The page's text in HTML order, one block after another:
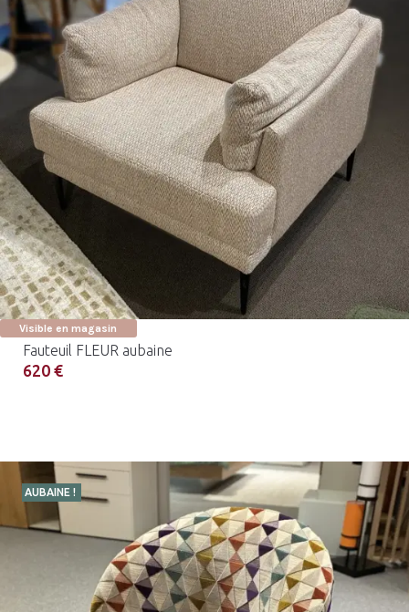
Visible en magasin
Fauteuil FLEUR aubaine
620 €
AUBAINE !